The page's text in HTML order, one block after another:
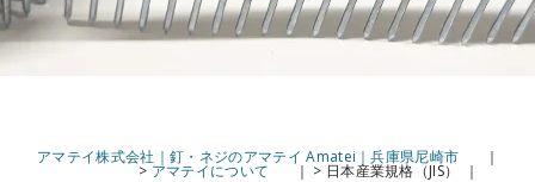
アマテイ株式会社｜釘・ネジのアマテイ Amatei｜兵庫県尼崎市
> アマテイについて > 日本産業規格（JIS）